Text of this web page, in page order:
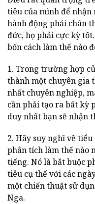
tiêu của mình để nhận
hành động phải chân
đức, họ phải cực kỳ
bốn cách làm thế nào
1. Trong trường hợp
thành một chuyên gia
nhất chuyên nghiệp,
cần phải tạo ra bất kỳ
duy nhất bạn sẽ nhận
2. Hãy suy nghĩ về
phân tích làm thế nào
tiếng. Nó là bắt buộc
tiêu cụ thể với các
một chiến thuật sử
Nga.